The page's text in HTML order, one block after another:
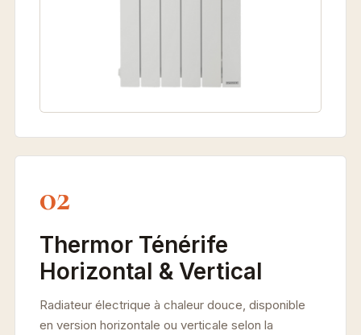
02
Thermor Ténérife
Horizontal & Vertical
Radiateur électrique à chaleur douce, disponible
en version horizontale ou verticale selon la